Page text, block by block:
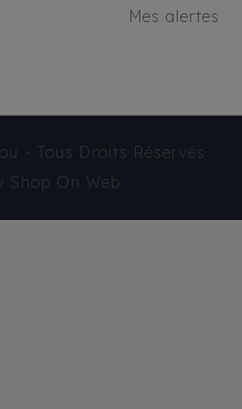
Mes alertes
- Tous Droits Réservés
Shop On Web